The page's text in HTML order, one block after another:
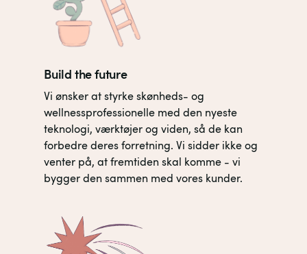
Build the future
Vi ønsker at styrke skønheds- og
wellnessprofessionelle med den nyeste
teknologi, værktøjer og viden, så de kan
forbedre deres forretning. Vi sidder ikke og
venter på, at fremtiden skal komme - vi
bygger den sammen med vores kunder.